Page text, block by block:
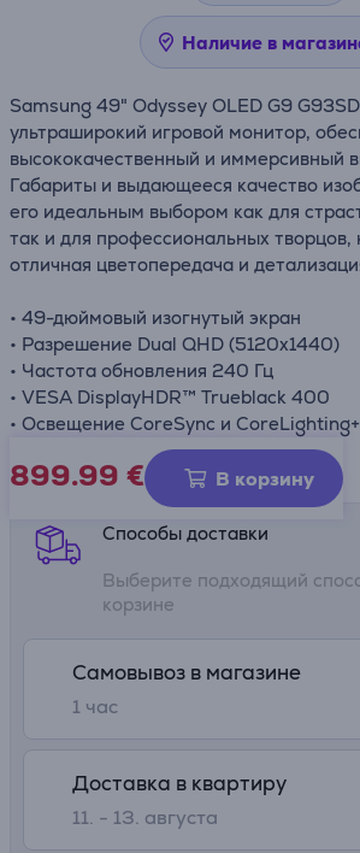
Наличие в
Samsung 49" Odyssey OLED G9
ультраширокий игровой монитор,
высококачественный и иммерсивный
Габариты и выдающееся качество
его идеальным выбором как для
так и для профессиональных
отличная цветопередача и
• 49-дюймовый изогнутый экран
• Разрешение Dual QHD (5120x1440)
• Частота обновления 240 Гц
• VESA DisplayHDR™ Trueblack 400
• Освещение CoreSync и CoreLighting+
899.99 € В корзину
Информационный лист
Способы доставки
Выберите подходящий
корзине
Самовывоз в магазине
1 час
Доставка в квартиру
11. - 13. августа